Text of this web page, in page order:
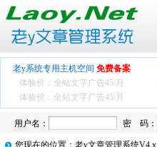
老y系统专用主机空间 免费备案
体验价：全站文字广告45/月
体验价：全站文字广告45/月
用户名： 密 码：
您现在的位置： 老y文章管理系统V4.x